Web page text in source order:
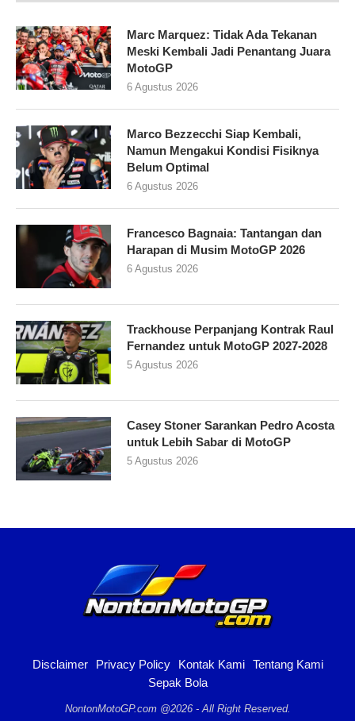
Marc Marquez: Tidak Ada Tekanan
Meski Kembali Jadi Penantang Juara
MotoGP
6 Agustus 2026
Marco Bezzecchi Siap Kembali,
Namun Mengakui Kondisi Fisiknya
Belum Optimal
6 Agustus 2026
Francesco Bagnaia: Tantangan dan
Harapan di Musim MotoGP 2026
6 Agustus 2026
Trackhouse Perpanjang Kontrak Raul
Fernandez untuk MotoGP 2027-2028
5 Agustus 2026
Casey Stoner Sarankan Pedro Acosta
untuk Lebih Sabar di MotoGP
5 Agustus 2026
Disclaimer Privacy Policy Kontak Kami
Tentang Kami
Sepak Bola
NontonMotoGP.com @2026 - All Right Reserved.